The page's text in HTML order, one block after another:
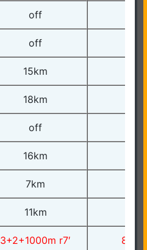
off
off
15km
18km
off
16km
7km
11km
3+2+1000m r7′ 8’28-